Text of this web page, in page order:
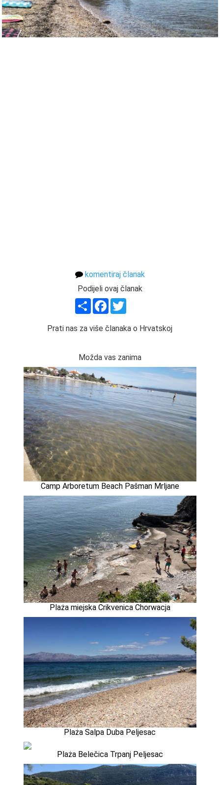
komentiraj članak
Podijeli ovaj članak
ShareFacebook
Prati nas za više članaka o Hrvatskoj
Možda vas zanima
Camp Arboretum Beach Pašman Mrljane
Plaża miejska Crikvenica Chorwacja
Plaża Salpa Duba Peljesac
Plaża Belečica Trpanj Peljesac